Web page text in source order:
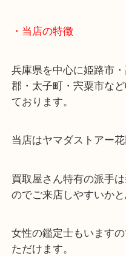
・最寄り駅
ターミナル駅「姫路
東海道・山陽本線「東
・当店の特徴
兵庫県を中心に姫路
郡・太子町・宍粟市